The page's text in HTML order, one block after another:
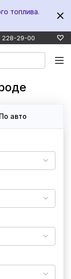
топлива.
228-29-00
По авто